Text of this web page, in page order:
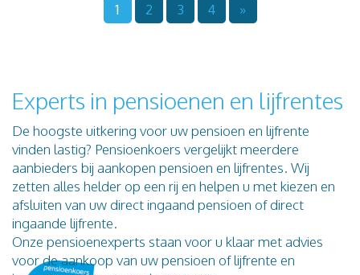
1 2 3 4 »
Experts in pensioenen en lijfrentes
De hoogste uitkering voor uw pensioen en lijfrente
vinden lastig? Pensioenkoers vergelijkt meerdere
aanbieders bij aankopen pensioen en lijfrentes. Wij
zetten alles helder op een rij en helpen u met kiezen en
afsluiten van uw direct ingaand pensioen of direct
ingaande lijfrente.
Onze pensioenexperts staan voor u klaar met advies
voor de aankoop van uw pensioen of lijfrente en